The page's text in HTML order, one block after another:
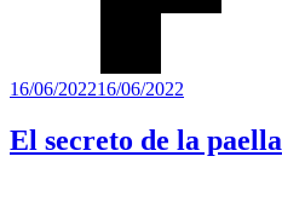
Publicado
16/06/202216/06/2022
El secreto de la paella